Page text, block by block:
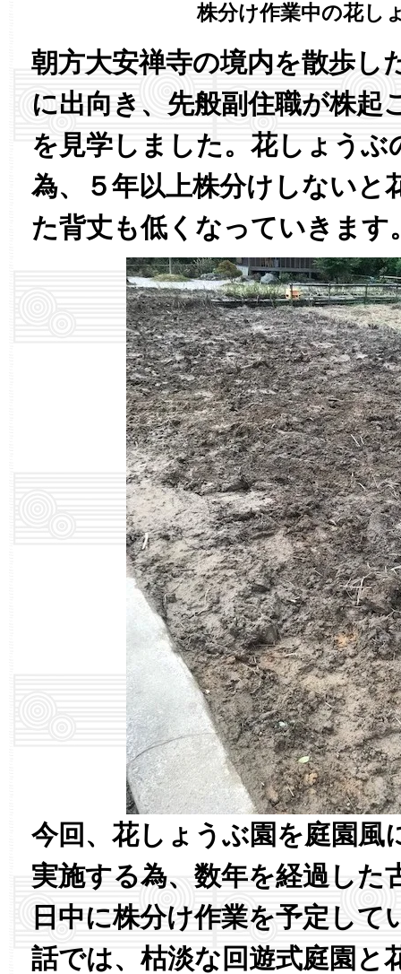
株分け作業中の花し
朝方大安禅寺の境内を散歩し
に出向き、先般副住職が株起
を見学しました。花しょうぶ
為、５年以上株分けしないと
た背丈も低くなっていきます
今回、花しょうぶ園を庭園風
実施する為、数年を経過した
日中に株分け作業を予定して
話では、枯淡な回遊式庭園と